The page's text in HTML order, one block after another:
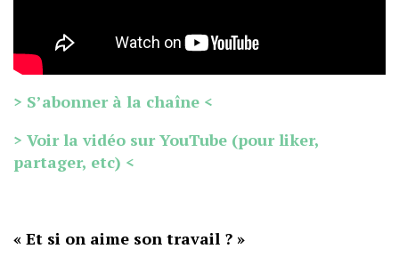
> S’abonner à la chaîne <
> Voir la vidéo sur YouTube (pour liker,
partager, etc) <
« Et si on aime son travail ? »